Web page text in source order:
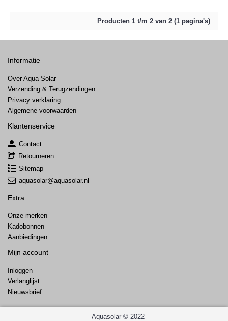
Producten 1 t/m 2 van 2 (1 pagina's)
Informatie
Over Aqua Solar
Verzending & Terugzendingen
Privacy verklaring
Algemene voorwaarden
Klantenservice
Contact
Retourneren
Sitemap
aquasolar@aquasolar.nl
Extra
Onze merken
Kadobonnen
Aanbiedingen
Mijn account
Inloggen
Verlanglijst
Nieuwsbrief
Aquasolar © 2022